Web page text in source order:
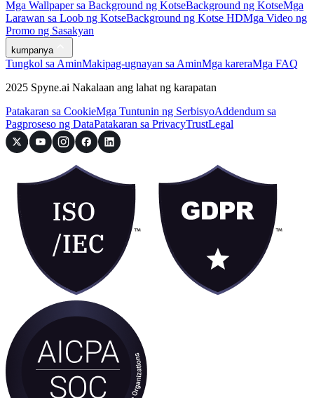
Mga Wallpaper sa Background ng KotseBackground ng KotseMga
Larawan sa Loob ng KotseBackground ng Kotse HDMga Video ng
Promo ng Sasakyan
kumpanya
Tungkol sa AminMakipag-ugnayan sa AminMga kareraMga FAQ
2025 Spyne.ai Nakalaan ang lahat ng karapatan
Patakaran sa CookieMga Tuntunin ng SerbisyoAddendum sa
Pagproseso ng DataPatakaran sa PrivacyTrustLegal